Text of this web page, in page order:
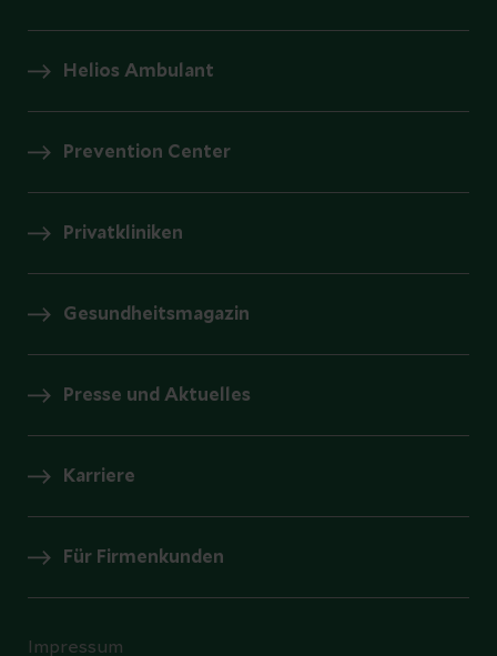
Helios Ambulant
Prevention Center
Privatkliniken
Gesundheitsmagazin
Presse und Aktuelles
Karriere
Für Firmenkunden
Impressum